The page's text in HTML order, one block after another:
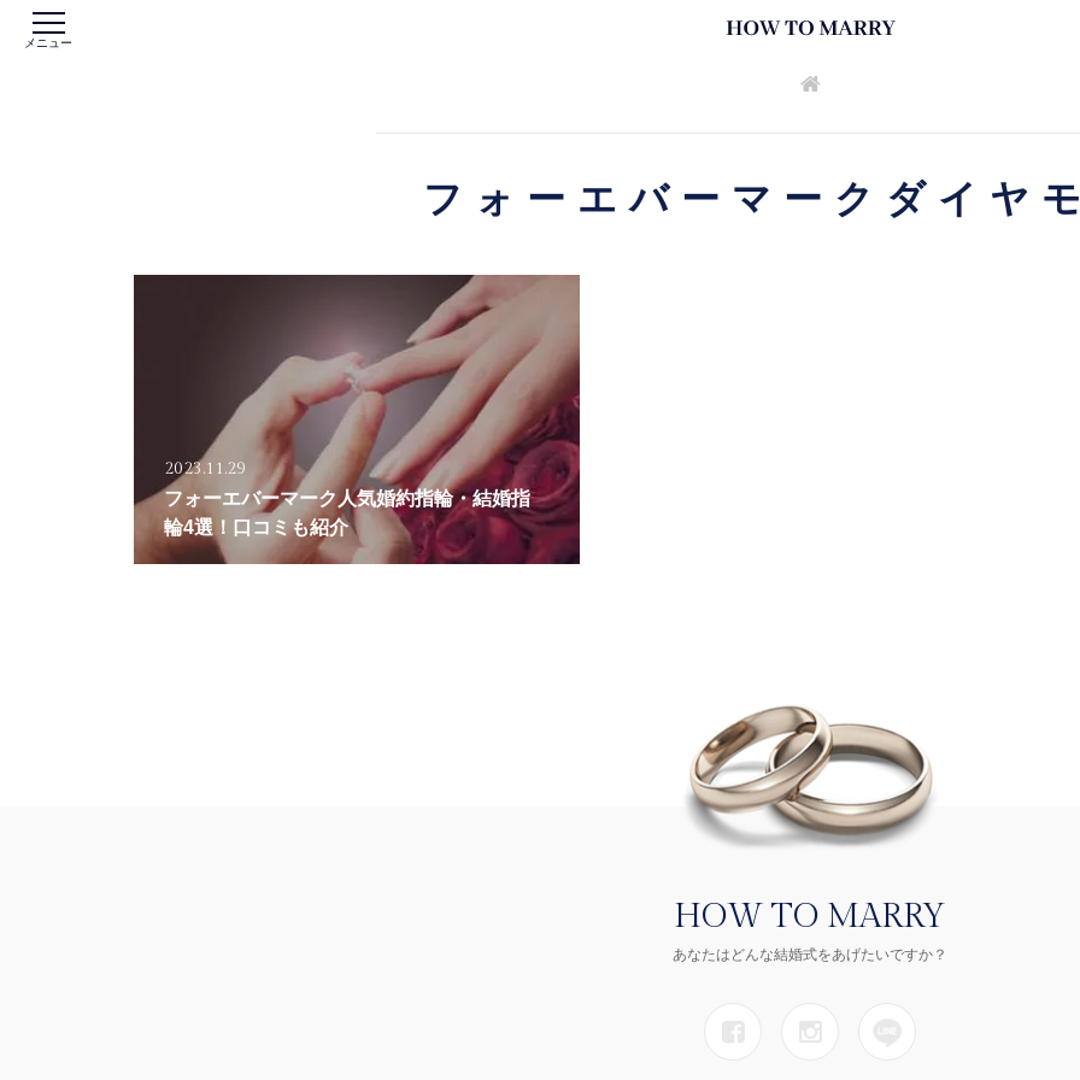
メニュー
フォーエバーマークダイヤ
2023.11.29
フォーエバーマーク人気婚約指輪・結婚指
輪4選！口コミも紹介
HOW TO MARRY
あなたはどんな結婚式をあげたいですか？